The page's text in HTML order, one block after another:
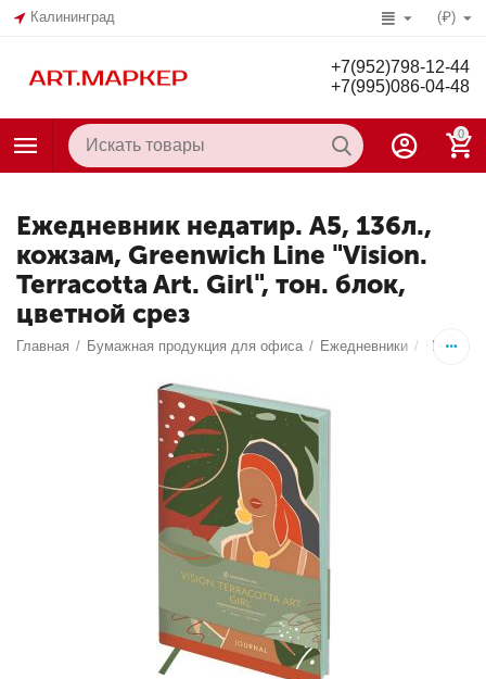
Калининград (₽)
+7(952)798-12-44
+7(995)086-04-48
0
Ежедневник недатир. А5, 136л.,
кожзам, Greenwich Line "Vision.
Terracotta Art. Girl", тон. блок,
цветной срез
Главная / Бумажная продукция для офиса / Ежедневники /